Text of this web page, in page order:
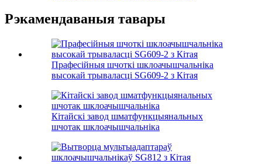
Рэкамендаваныя тавары
Прафесійныя шчоткі шклоачышчальніка
высокай трываласці SG609-2 з Кітая
Кітайскі завод шматфункцыянальных
шчотак шклоачышчальніка